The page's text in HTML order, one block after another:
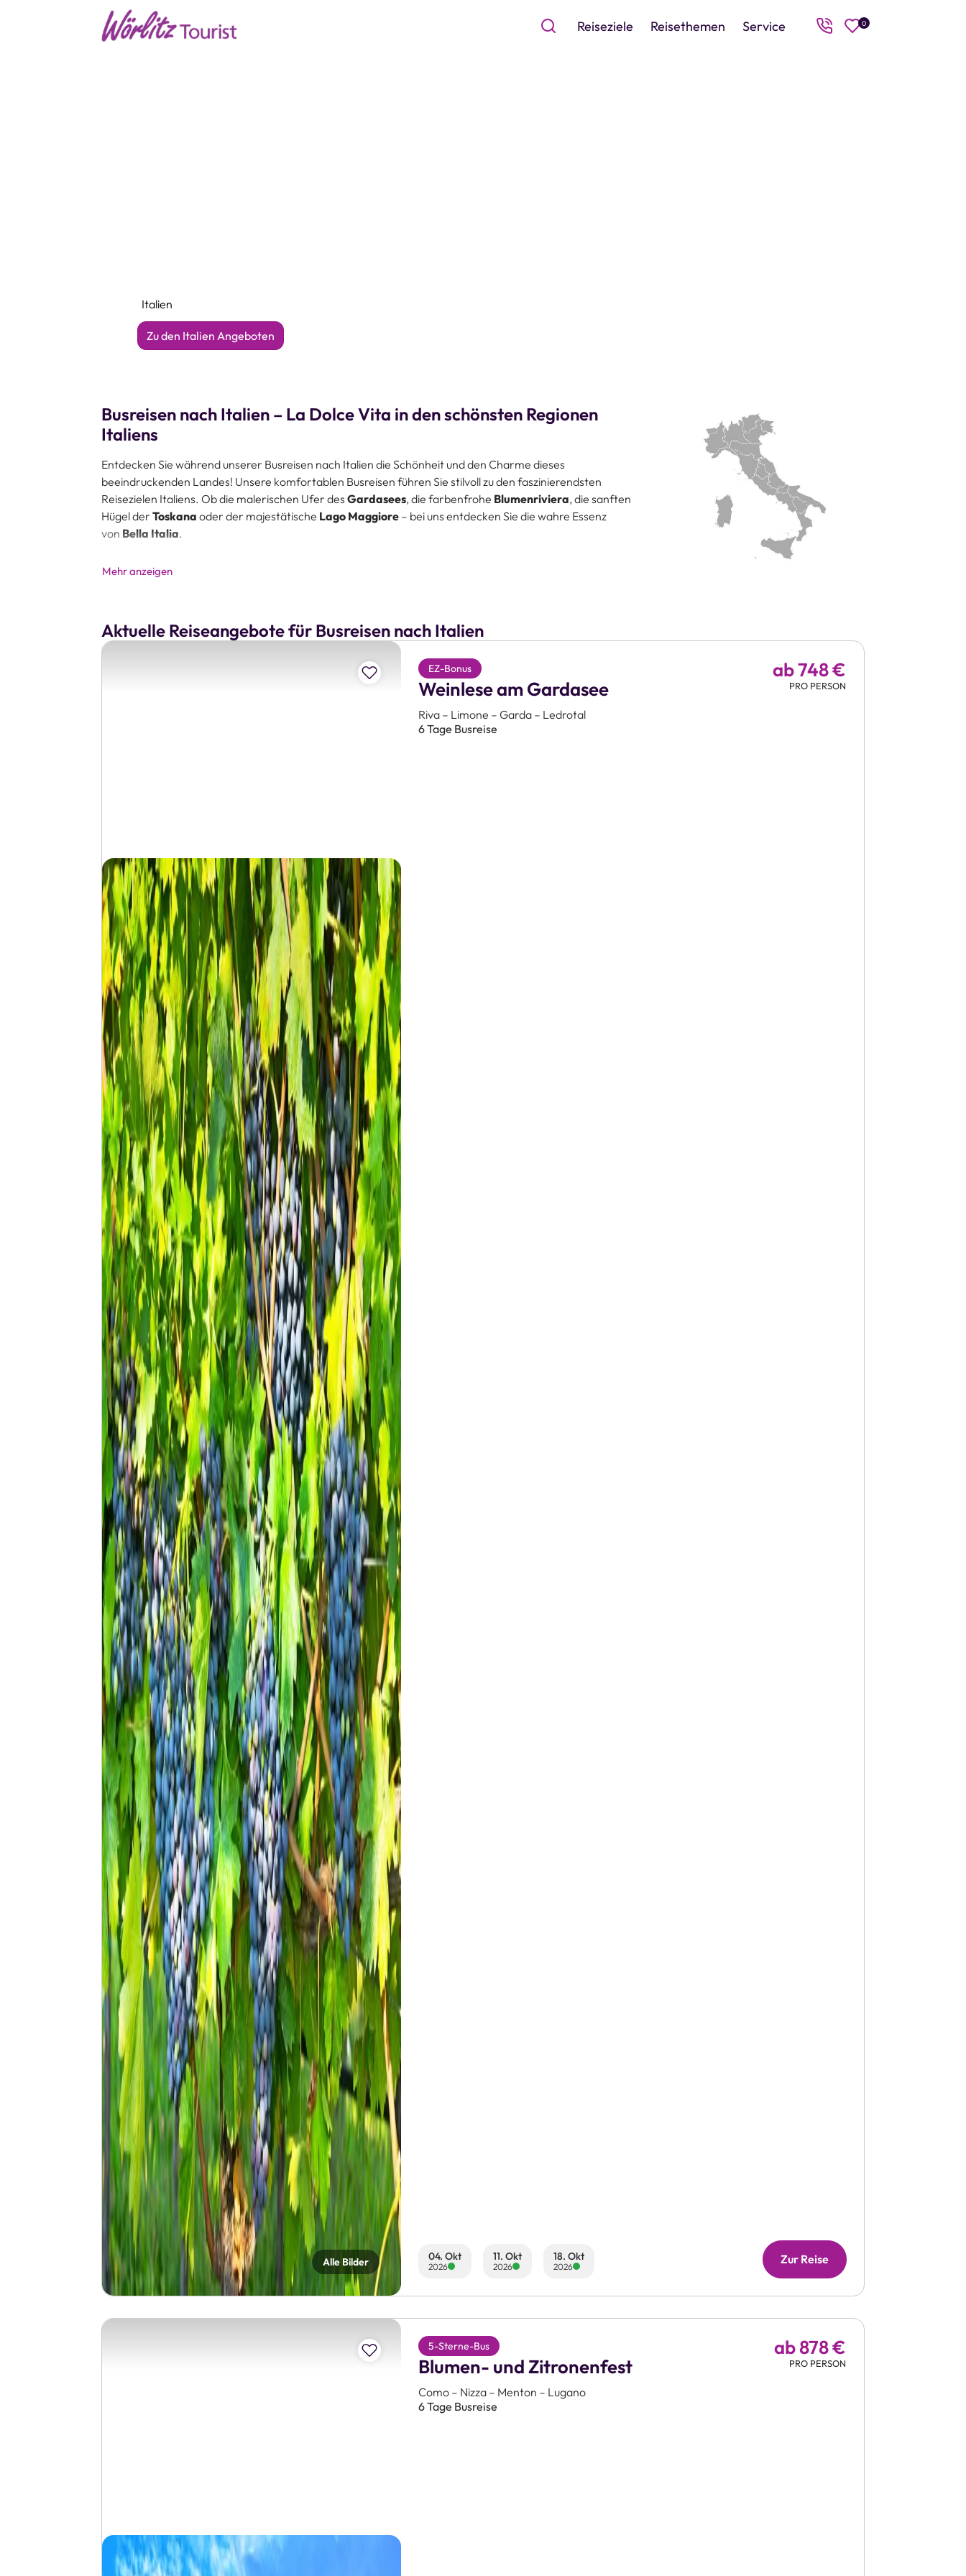
Reiseziele Reisethemen Service 0
Italien
Zu den Italien Angeboten
Busreisen nach Italien – La Dolce Vita in den schönsten Regionen
Italiens
Entdecken Sie während unserer Busreisen nach Italien die Schönheit und den Charme dieses
beeindruckenden Landes! Unsere komfortablen Busreisen führen Sie stilvoll zu den faszinierendsten
Reisezielen Italiens. Ob die malerischen Ufer des Gardasees, die farbenfrohe Blumenriviera, die sanften
Hügel der Toskana oder der majestätische Lago Maggiore – bei uns entdecken Sie die wahre Essenz
von Bella Italia.
Siela dolce Vita
atemberaubenden Aussichten, dieköstliche Kücheoder dieherzliche Gastfreundschaft
Alltag hinter sich und freuen Sie sich auf unvergessliche Busreisen nach Italien!
Mehr erfahren über unsere Busreisen nach Italien
Mehr anzeigen
Aktuelle Reiseangebote für Busreisen nach Italien
Zur Merkliste hinzufügen
Alle Bilder
EZ-Bonus
6 Tage Busreise
Weinlese am Gardasee
Riva – Limone – Garda – Ledrotal
ab 748 €
PRO PERSON
04. Okt
2026
11. Okt
2026
18. Okt
2026
Zur Reise
Zur Merkliste hinzufügen
5-Sterne-Bus
6 Tage Busreise
Blumen- und Zitronenfest
Como – Nizza – Menton – Lugano
ab 878 €
PRO PERSON